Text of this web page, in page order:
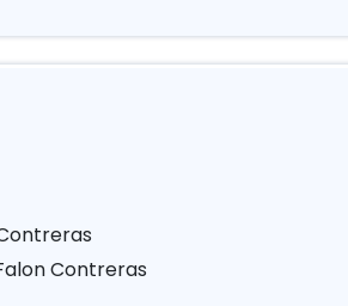
Contreras